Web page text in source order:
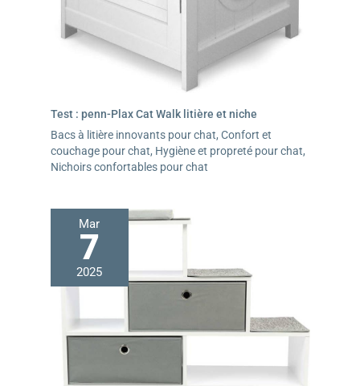
Test : penn-Plax Cat Walk litière et niche
Bacs à litière innovants pour chat, Confort et
couchage pour chat, Hygiène et propreté pour chat,
Nichoirs confortables pour chat
Mar
7
2025